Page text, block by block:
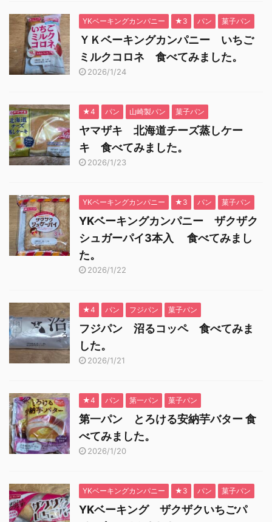
YKベーキングカンパニー ★3 パン 菓子パン
ＹＫベーキングカンパニー いちご
ミルクコロネ 食べてみました。
2026/1/24
★4 パン 山崎製パン 菓子パン
ヤマザキ 北海道チーズ蒸しケー
キ 食べてみました。
2026/1/23
YKベーキングカンパニー ★3 パン 菓子パン
YKベーキングカンパニー ザクザク
シュガーパイ3本入 食べてみまし
た。
2026/1/22
★4 パン フジパン 菓子パン
フジパン 沼るコッペ 食べてみま
した。
2026/1/21
★4 パン 第一パン 菓子パン
第一パン とろける安納芋バター 食
べてみました。
2026/1/20
YKベーキングカンパニー ★3 パン 菓子パン
YKベーキング ザクザクいちごパ